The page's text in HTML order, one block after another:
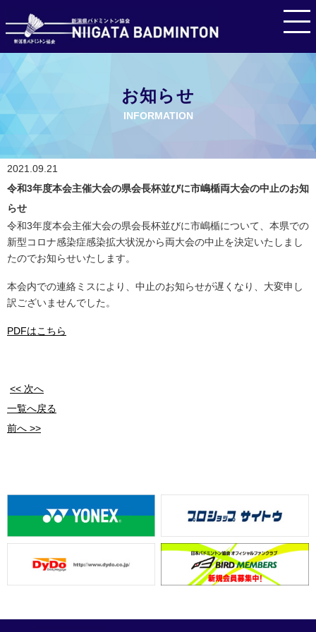
お知らせ
INFORMATION
2021.09.21
令和3年度本会主催大会の県会長杯並びに市嶋楯両大会の中止のお知
らせ
令和3年度本会主催大会の県会長杯並びに市嶋楯について、 本県での
新型コロナ感染症感染拡大状況から両大会の中止を決定いたしまし
たのでお知らせいたします。
本会内での連絡ミスにより、中止のお知らせが遅くなり、大変申し
訳ございませんでした。
PDFはこちら
<< 次へ
一覧へ戻る
前へ >>